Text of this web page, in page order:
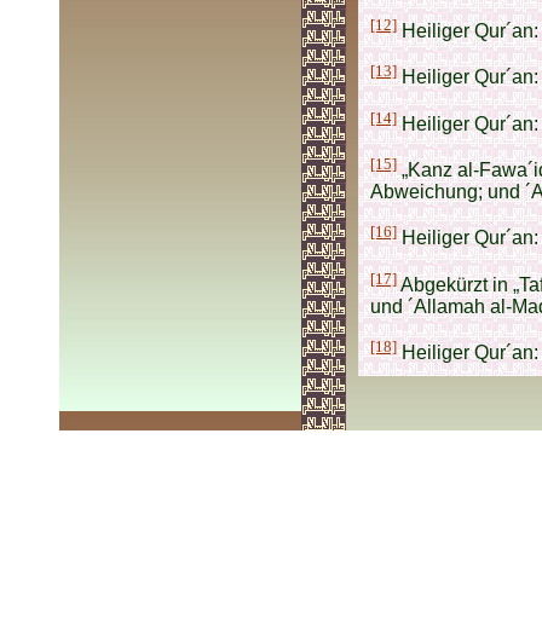
[12]Heiliger Qur´an:
[13]Heiliger
[14]Heiliger
[15]„Kanz al-
Abweichung; und
[16]Heiliger
[17]Abgekürzt in
und ´Allamah al-
[18]Heiliger